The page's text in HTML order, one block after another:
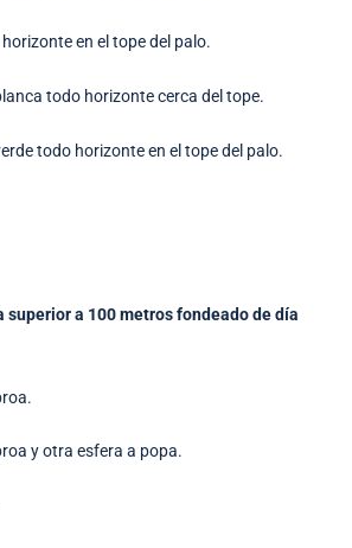
en el tope del palo.
todo horizonte cerca del tope.
todo horizonte en el tope del palo.
superior a 100 metros fondeado de día
y otra esfera a popa.